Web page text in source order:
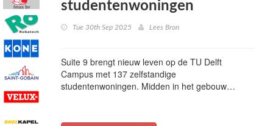
studentenwoningen
Tue 30th Sep 2025 Lees Bron
Suite 9 brengt nieuw leven op de TU Delft
Campus met 137 zelfstandige
studentenwoningen. Midden in het gebouw…